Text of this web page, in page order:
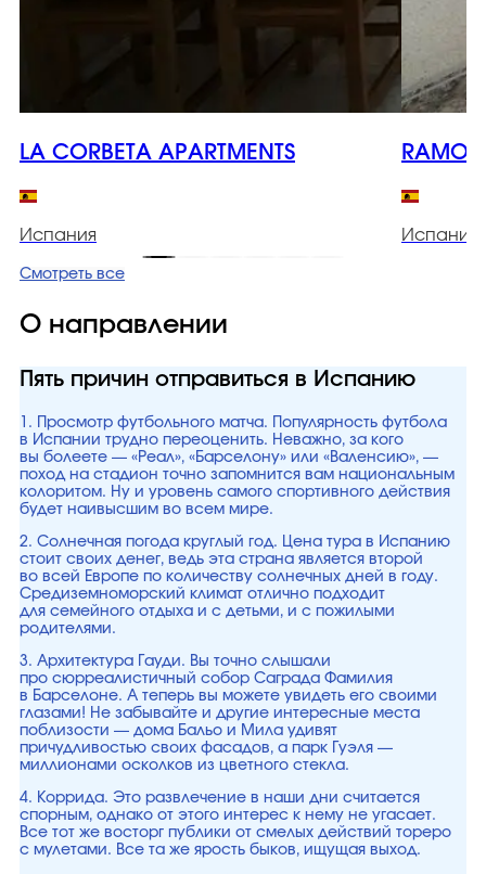
LA CORBETA APARTMENTS
Испания Испания
Смотреть все
О направлении
Пять причин отправиться в Испанию
1. Просмотр футбольного матча. Популярность футбола
в Испании трудно переоценить. Неважно, за кого
вы болеете — «Реал», «Барселону» или «Валенсию», —
поход на стадион точно запомнится вам национальным
колоритом. Ну и уровень самого спортивного действия
будет наивысшим во всем мире.
2. Солнечная погода круглый год. Цена тура в Испанию
стоит своих денег, ведь эта страна является второй
во всей Европе по количеству солнечных дней в году.
Средиземноморский климат отлично подходит
для семейного отдыха и с детьми, и с пожилыми
родителями.
3. Архитектура Гауди. Вы точно слышали
про сюрреалистичный собор Саграда Фамилия
в Барселоне. А теперь вы можете увидеть его своими
глазами! Не забывайте и другие интересные места
поблизости — дома Бальо и Мила удивят
причудливостью своих фасадов, а парк Гуэля —
миллионами осколков из цветного стекла.
4. Коррида. Это развлечение в наши дни считается
спорным, однако от этого интерес к нему не угасает.
Все тот же восторг публики от смелых действий тореро
с мулетами. Все та же ярость быков, ищущая выход.